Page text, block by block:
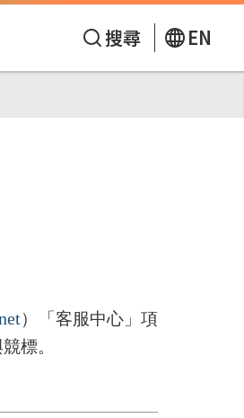
搜尋 EN
）「客服中心」項
標。